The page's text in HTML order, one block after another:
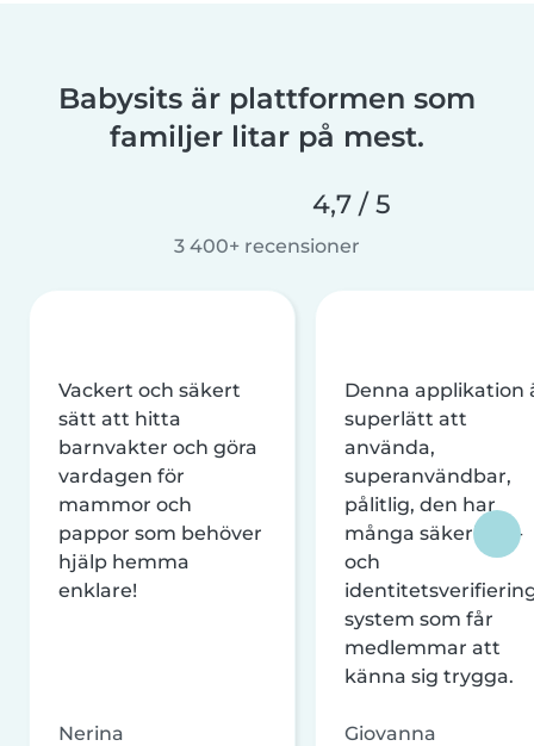
Babysits är plattformen som
familjer litar på mest.
4,7 / 5
3 400+ recensioner
Vackert och säkert
sätt att hitta
barnvakter och göra
vardagen för
mammor och
pappor som behöver
hjälp hemma
enklare!
Nerina
Denna applikation
superlätt att
använda,
superanvändbar,
pålitlig, den har
många säkerhets-
och
system som får
medlemmar att
känna sig trygga.
Giovanna